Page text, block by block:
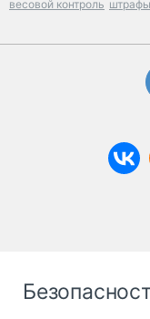
весовой контроль штрафы